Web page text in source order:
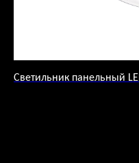
Светильник панельный